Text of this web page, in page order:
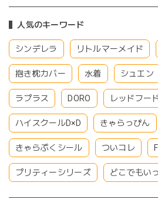
人気のキーワード
シンデレラ リトルマーメイド
抱き枕カバー 水着 シュエン
ラプラス DORO レッドフー
ハイスクールD×D きゃらっぴん
きゃらぷくシール ついコレ
プリティーシリーズ どこでもい